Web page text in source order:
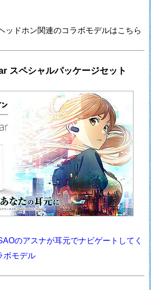
ッドホン関連のコラボモデルはこちら
スペシャルパッケージセット
のアスナが耳元でナビゲートしてく
ボモデル